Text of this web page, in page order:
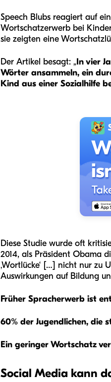
Speech Blubs reagiert auf
Wortschatzerwerb bei
sie zeigten eine
Der Artikel besagt: „In vier
Wörter ansammeln, ein
Kind aus einer Sozialhilfe
Diese Studie wurde oft
2014, als Präsident Obama
‚Wortlücke‘ […] nicht nur zu
Auswirkungen auf Bildung
Früher Spracherwerb ist
60% der Jugendlichen, die
Ein geringer Wortschatz
Social Media kann